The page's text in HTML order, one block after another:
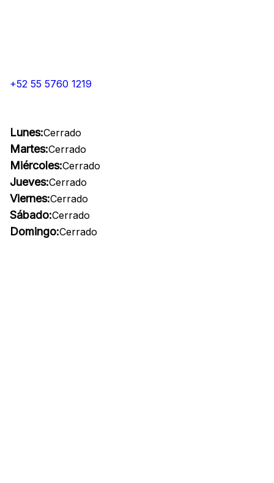
+52 55 5760 1219
Lunes:Cerrado
Martes:Cerrado
Miércoles:Cerrado
Jueves:Cerrado
Viernes:Cerrado
Sábado:Cerrado
Domingo:Cerrado